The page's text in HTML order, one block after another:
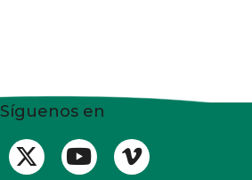
Síguenos en